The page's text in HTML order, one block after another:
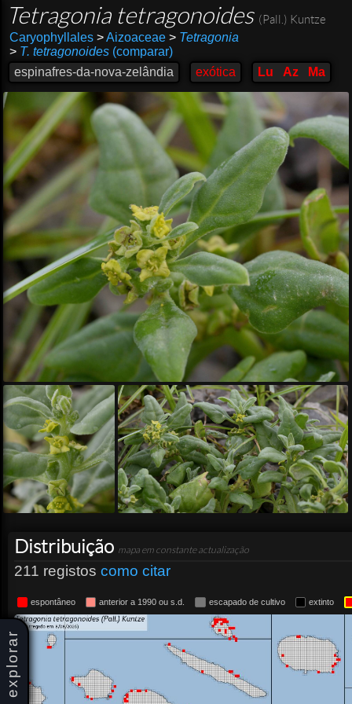
explorar
Tetragonia tetragonoides (Pall.) Kuntze
Caryophyllales >Aizoaceae > Tetragonia
> T. tetragonoides(comparar)
espinafres-da-nova-zelândia
exótica Lu Az Ma
Distribuição mapa em constante actualização
211 registos como citar
espontâneo anterior a 1990 ou s.d. escapado de cultivo extinto